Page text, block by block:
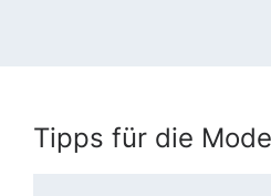
Tipps für die